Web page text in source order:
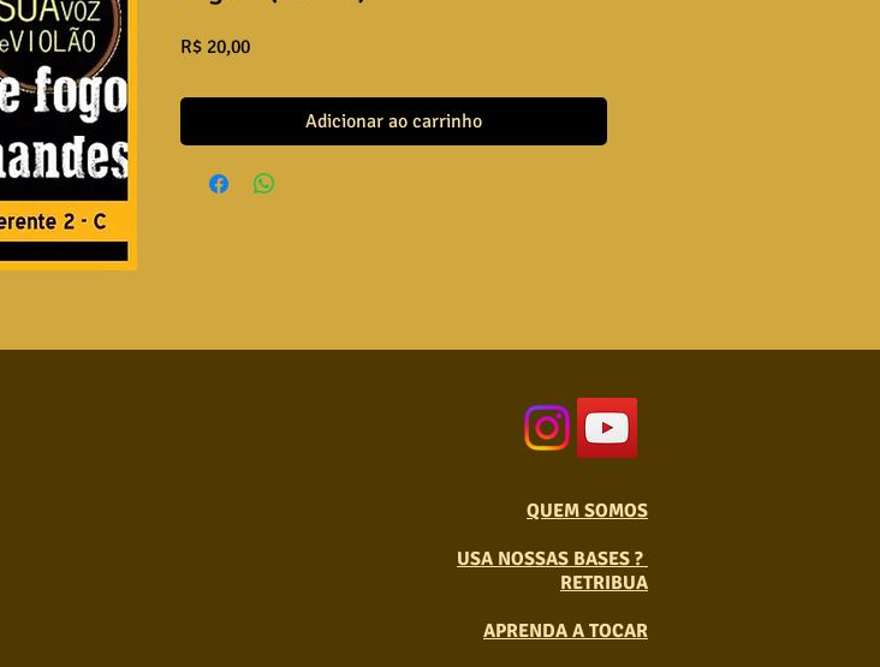
R$ 20,00Preço
Adicionar ao carrinho
QUEM SOMOS
USA NOSSAS BASES ?
RETRIBUA
APRENDA A TOCAR